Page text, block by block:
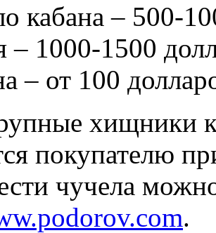
кабана – 500-
– 1000-1500
– от 100
хищники
покупателю
чучела
.